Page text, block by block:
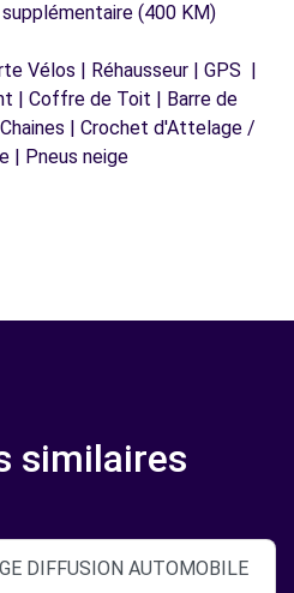
(400 KM)
Vélos | Réhausseur | GPS |
| Coffre de Toit | Barre de
| Crochet d'Attelage /
| Pneus neige
similaires
DIFFUSION AUTOMOBILE